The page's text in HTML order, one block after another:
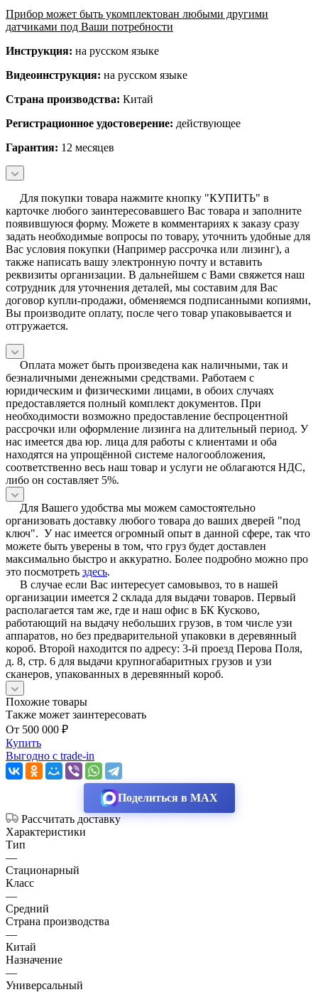
Прибор может быть укомплектован любыми другими
датчиками под Ваши потребности
Инструкция: на русском языке
Видеоинструкция: на русском языке
Страна производства: Китай
Регистрационное удостоверение: действующее
Гарантия: 12 месяцев
Для покупки товара нажмите кнопку "КУПИТЬ" в
карточке любого заинтересовавшего Вас товара и заполните
появившуюся форму. Можете в комментариях к заказу сразу
задать необходимые вопросы по товару, уточнить удобные для
Вас условия покупки (Например рассрочка или лизинг), а
также написать вашу электронную почту и вставить
реквизиты организации. В дальнейшем с Вами свяжется наш
сотрудник для уточнения деталей, мы составим для Вас
договор купли-продажи, обменяемся подписанными копиями,
Вы производите оплату, после чего товар упаковывается и
отгружается.
Оплата может быть произведена как наличными, так и
безналичными денежными средствами. Работаем с
юридическим и физическими лицами, в обоих случаях
предоставляется полный комплект документов. При
необходимости возможно предоставление беспроцентной
рассрочки или оформление лизинга на длительный период. У
нас имеется два юр. лица для работы с клиентами и оба
находятся на упрощённой системе налогообложения,
соответственно весь наш товар и услуги не облагаются НДС,
либо он составляет 5%.
Для Вашего удобства мы можем самостоятельно
организовать доставку любого товара до ваших дверей "под
ключ". У нас имеется огромный опыт в данной сфере, так что
можете быть уверены в том, что груз будет доставлен
максимально быстро и аккуратно. Более подробно можно про
это посмотреть здесь.
В случае если Вас интересует самовывоз, то в нашей
организации имеется 2 склада для выдачи товаров. Первый
располагается там же, где и наш офис в БК Кусково,
работающий на выдачу небольших грузов, в том числе узи
аппаратов, но без предварительной упаковки в деревянный
короб. Второй находится по адресу: 3-й проезд Перова Поля,
д. 8, стр. 6 для выдачи крупногабаритных грузов и узи
сканеров, упакованных в деревянный короб.
Похожие товары
Также может заинтересовать
От 500 000 ₽
Купить
Выгодно с trade-in
Поделиться в MAX
Рассчитать доставку
Характеристики
Тип
—
Стационарный
Класс
—
Средний
Страна производства
—
Китай
Назначение
—
Универсальный